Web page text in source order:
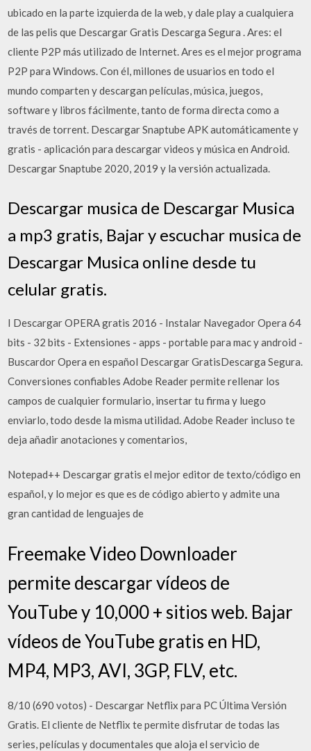
ubicado en la parte izquierda de la web, y dale play a cualquiera
de las pelis que Descargar Gratis Descarga Segura . Ares: el
cliente P2P más utilizado de Internet. Ares es el mejor programa
P2P para Windows. Con él, millones de usuarios en todo el
mundo comparten y descargan películas, música, juegos,
software y libros fácilmente, tanto de forma directa como a
través de torrent. Descargar Snaptube APK automáticamente y
gratis - aplicación para descargar videos y música en Android.
Descargar Snaptube 2020, 2019 y la versión actualizada.
Descargar musica de Descargar Musica
a mp3 gratis, Bajar y escuchar musica de
Descargar Musica online desde tu
celular gratis.
I Descargar OPERA gratis 2016 - Instalar Navegador Opera 64
bits - 32 bits - Extensiones - apps - portable para mac y android -
Buscardor Opera en español Descargar GratisDescarga Segura.
Conversiones confiables Adobe Reader permite rellenar los
campos de cualquier formulario, insertar tu firma y luego
enviarlo, todo desde la misma utilidad. Adobe Reader incluso te
deja añadir anotaciones y comentarios,
Notepad++ Descargar gratis el mejor editor de texto/código en
español, y lo mejor es que es de código abierto y admite una
gran cantidad de lenguajes de
Freemake Video Downloader
permite descargar vídeos de
YouTube y 10,000 + sitios web. Bajar
vídeos de YouTube gratis en HD,
MP4, MP3, AVI, 3GP, FLV, etc.
8/10 (690 votos) - Descargar Netflix para PC Última Versión
Gratis. El cliente de Netflix te permite disfrutar de todas las
series, películas y documentales que aloja el servicio de